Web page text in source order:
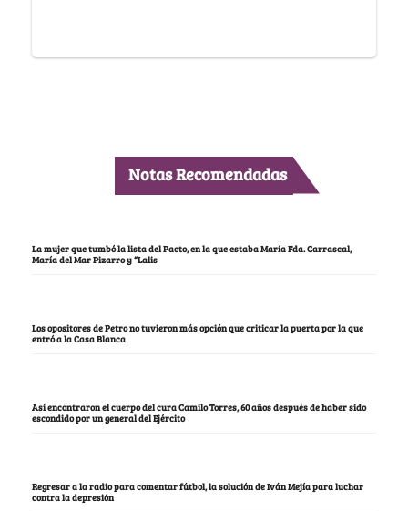
Notas Recomendadas
La mujer que tumbó la lista del Pacto, en la que estaba María Fda. Carrascal,
María del Mar Pizarro y “Lalis
Los opositores de Petro no tuvieron más opción que criticar la puerta por la que
entró a la Casa Blanca
Así encontraron el cuerpo del cura Camilo Torres, 60 años después de haber sido
escondido por un general del Ejército
Regresar a la radio para comentar fútbol, la solución de Iván Mejía para luchar
contra la depresión